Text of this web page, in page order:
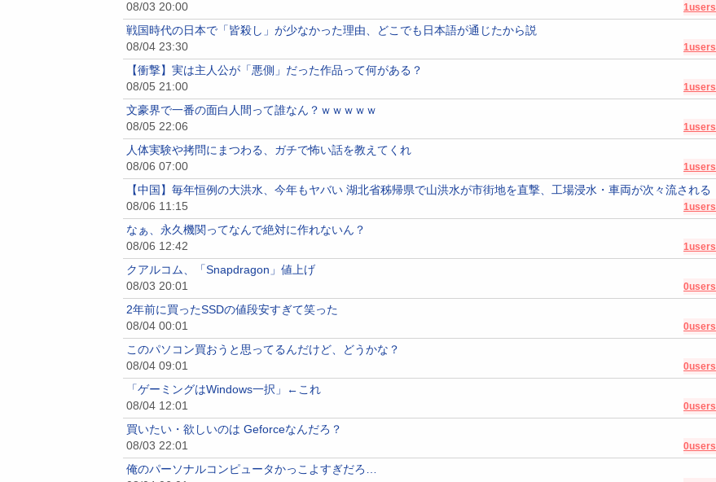
08/03 20:00
1users
戦国時代の日本で「皆殺し」が少なかった理由、どこでも日本語が通じたから説
08/04 23:30
1users
【衝撃】実は主人公が「悪側」だった作品って何がある？
08/05 21:00
1users
文豪界で一番の面白人間って誰なん？ｗｗｗｗｗ
08/05 22:06
1users
人体実験や拷問にまつわる、ガチで怖い話を教えてくれ
08/06 07:00
1users
【中国】毎年恒例の大洪水、今年もヤバい 湖北省秭帰県で山洪水が市街地を直撃、工場浸水・車両が次々流される
08/06 11:15
1users
なぁ、永久機関ってなんで絶対に作れないん？
08/06 12:42
1users
クアルコム、「Snapdragon」値上げ
08/03 20:01
0users
2年前に買ったSSDの値段安すぎて笑った
08/04 00:01
0users
このパソコン買おうと思ってるんだけど、どうかな？
08/04 09:01
0users
「ゲーミングはWindows一択」←これ
08/04 12:01
0users
買いたい・欲しいのは Geforceなんだろ？
08/03 22:01
0users
俺のパーソナルコンピュータかっこよすぎだろ…